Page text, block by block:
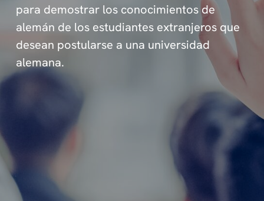
para demostrar los conocimientos de
alemán de los estudiantes extranjeros que
desean postularse a una universidad
alemana.